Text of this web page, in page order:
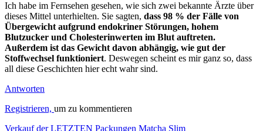
Ich habe im Fernsehen gesehen, wie sich zwei bekannte Ärzte über
dieses Mittel unterhielten. Sie sagten, dass 98 % der Fälle von
Übergewicht aufgrund endokriner Störungen, hohem
Blutzucker und Cholesterinwerten im Blut auftreten.
Außerdem ist das Gewicht davon abhängig, wie gut der
Stoffwechsel funktioniert. Deswegen scheint es mir ganz so, dass
all diese Geschichten hier echt wahr sind.
Antworten
Registrieren, um zu kommentieren
Verkauf der LETZTEN Packungen Matcha Slim